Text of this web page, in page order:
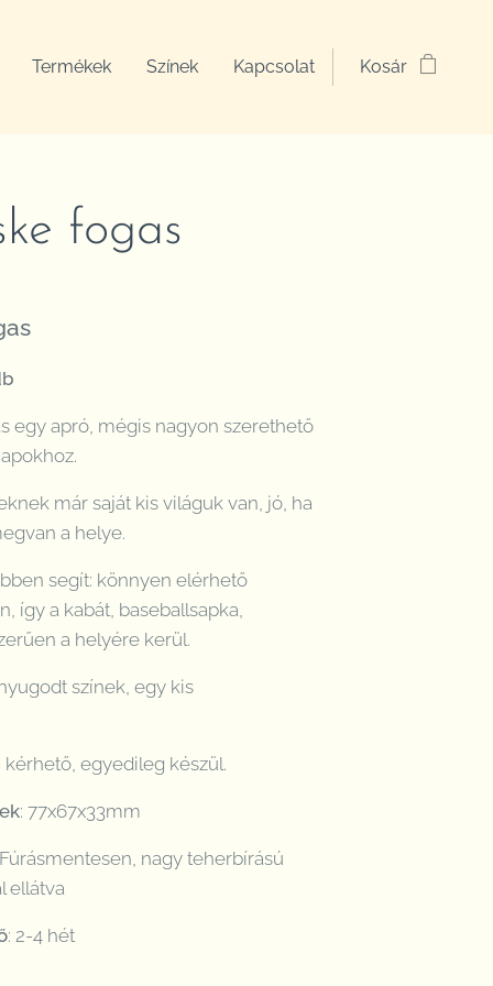
Termékek Színek Kapcsolat Kosár
fogas
egy apró, mégis nagyon szerethető
már saját kis világuk van, jó, ha
a helye.
segít: könnyen elérhető
így a kabát, baseballsapka,
a helyére kerül.
színek, egy kis
egyedileg készül.
: 77x67x33mm
Fúrásmentesen, nagy teherbírású
ellátva
: 2-4 hét